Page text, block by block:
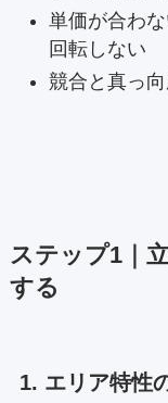
単価が合わ
回転しない
競合と真っ
ステップ1｜
する
1. エリア特性